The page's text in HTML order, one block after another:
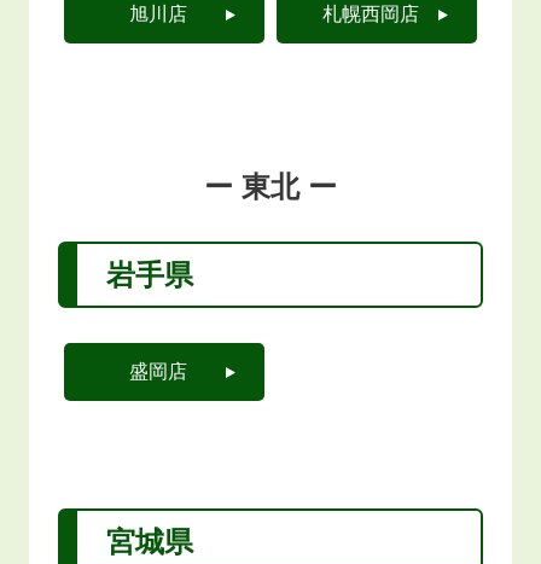
旭川店 札幌西岡店
ー 東北 ー
岩手県
盛岡店
宮城県